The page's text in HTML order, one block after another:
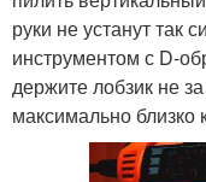
руки не устанут так
инструментом с D-
держите лобзик не
максимально близко